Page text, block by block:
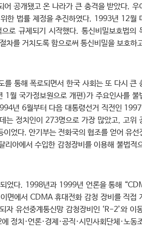
공개됐고 온 나라가 큰 충격을 받았다. 우
한 법률 제정을 추진하였다. 1993년 12월
로 규제되기 시작했다. 통신비밀보호법의
차를 거치도록 함으로써 통신비밀을 보호하
통해 폭로되면서 한국 사회는 또 다시 큰
월 국가정보원으로 개편)가 주요인사를 불
년 6월부터 다음 대통령선거 직전인
는 정치인이 273명으로 가장 많았고, 고위
었다. 안기부는 전화국의 협조를 얻어 유선
리아에서 수입한 감청장비를 이용해 불법적
었다. 1998년과 1999년 언론을 통해
면에서 CDMA 휴대전화 감청 장비를 직접
유선중계통신망 감청장비인 ‘R-2’와 이
정치·언론·경제·공직·시민사회단체·노동